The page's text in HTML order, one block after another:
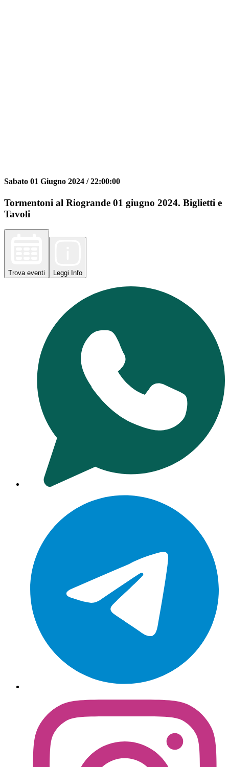
Sabato 01 Giugno 2024 /22:00:00
Tormentoni al Riogrande 01 giugno 2024. Biglietti e
Tavoli
Trova eventi Leggi Info